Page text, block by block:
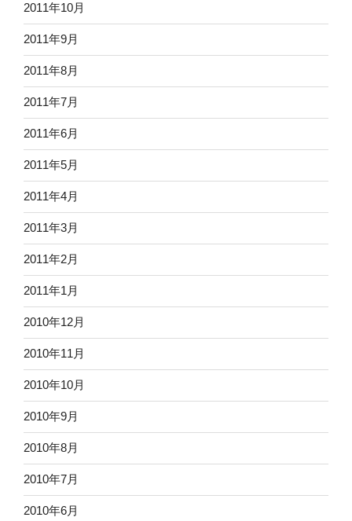
2011年10月
2011年9月
2011年8月
2011年7月
2011年6月
2011年5月
2011年4月
2011年3月
2011年2月
2011年1月
2010年12月
2010年11月
2010年10月
2010年9月
2010年8月
2010年7月
2010年6月